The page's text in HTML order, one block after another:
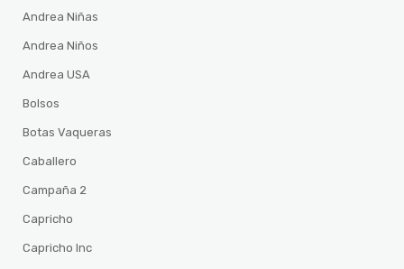
Andrea Niñas
Andrea Niños
Andrea USA
Bolsos
Botas Vaqueras
Caballero
Campaña 2
Capricho
Capricho Inc